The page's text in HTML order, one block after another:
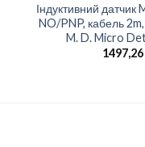
Індуктивний датчик
NO/PNP, кабель
M. D. Micro